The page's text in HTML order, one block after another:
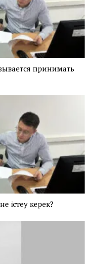
принимать
істеу керек?